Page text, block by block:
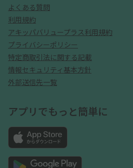
よくある質問
利用規約
アキッパバリュープラス利用規約
プライバシーポリシー
特定商取引法に関する記載
情報セキュリティ基本方針
外部送信先一覧
アプリでもっと簡単に